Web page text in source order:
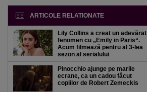
ARTICOLE RELATIONATE
Lily Collins a creat un adevărat
fenomen cu „Emily in Paris“.
Acum filmează pentru al 3-lea
sezon al serialului
Pinocchio ajunge pe marile
ecrane, ca un cadou făcut
copiilor de Robert Zemeckis